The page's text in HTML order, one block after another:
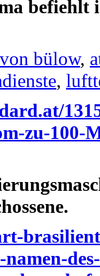
befiehlt
bülow,
,
zu-100-